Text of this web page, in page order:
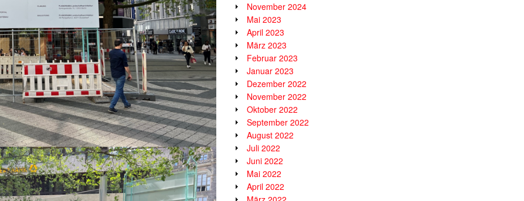
November 2024
Mai 2023
April 2023
März 2023
Februar 2023
Januar 2023
Dezember 2022
November 2022
Oktober 2022
September 2022
August 2022
Juli 2022
Juni 2022
Mai 2022
April 2022